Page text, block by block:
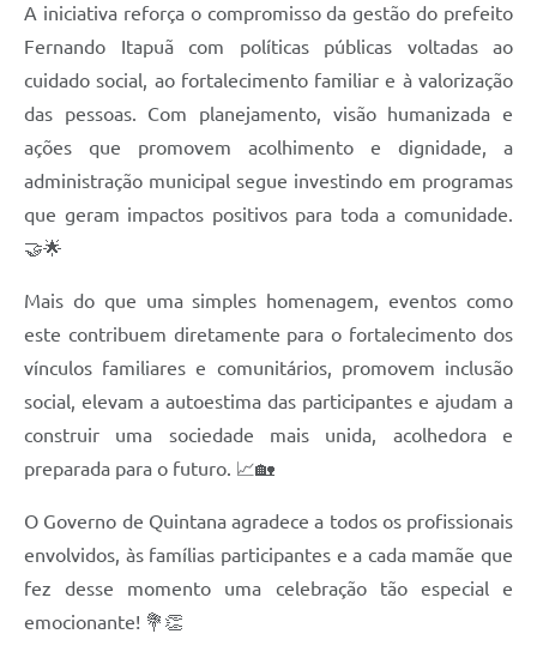
A iniciativa reforça o compromisso da gestão do prefeito
Fernando Itapuã com políticas públicas voltadas ao
cuidado social, ao fortalecimento familiar e à valorização
das pessoas. Com planejamento, visão humanizada e
ações que promovem acolhimento e dignidade, a
administração municipal segue investindo em programas
que geram impactos positivos para toda a comunidade.
🤝🌟
Mais do que uma simples homenagem, eventos como
este contribuem diretamente para o fortalecimento dos
vínculos familiares e comunitários, promovem inclusão
social, elevam a autoestima das participantes e ajudam a
construir uma sociedade mais unida, acolhedora e
preparada para o futuro. 📈🏡
O Governo de Quintana agradece a todos os profissionais
envolvidos, às famílias participantes e a cada mamãe que
fez desse momento uma celebração tão especial e
emocionante! 💐👏